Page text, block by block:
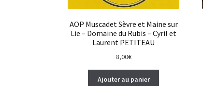
AOP Muscadet Sèvre et Maine sur
Lie – Domaine du Rubis – Cyril et
Laurent PETITEAU
8,00€
Ajouter au panier